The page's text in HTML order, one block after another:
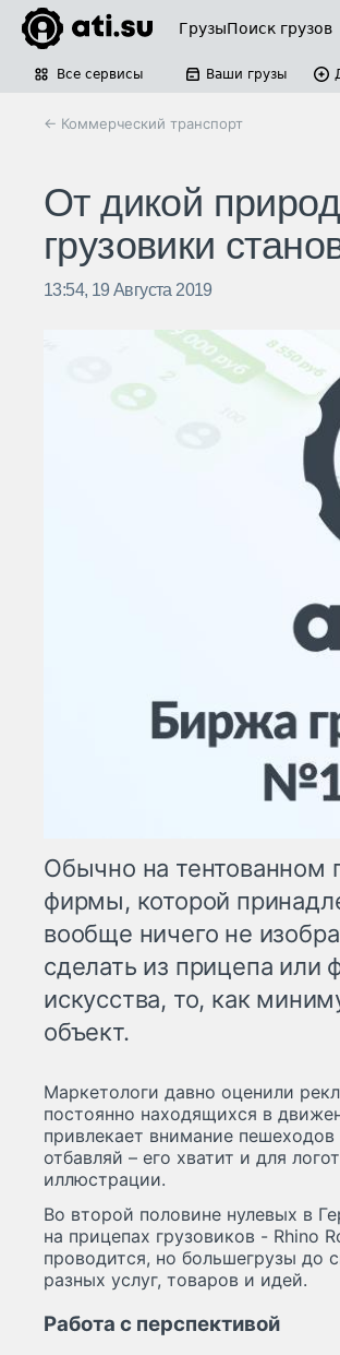
ГрузыПоиск грузов
Все сервисы Ваши грузы
← Коммерческий транспорт
От дикой
грузовики
13:54, 19 Августа 2019
Обычно на тентованном
фирмы, которой
вообще ничего не
сделать из прицепа или
искусства, то, как
объект.
Маркетологи давно оценили
постоянно находящихся в
привлекает внимание
отбавляй – его хватит и для
иллюстрации.
Во второй половине нулевых в
на прицепах грузовиков - Rhino
проводится, но большегрузы до
разных услуг, товаров и идей.
Работа с перспективой